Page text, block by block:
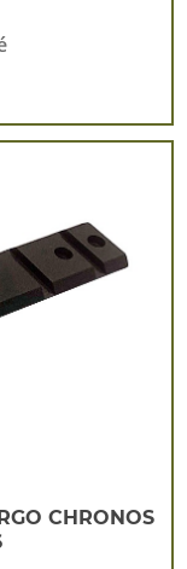
CHRONOS